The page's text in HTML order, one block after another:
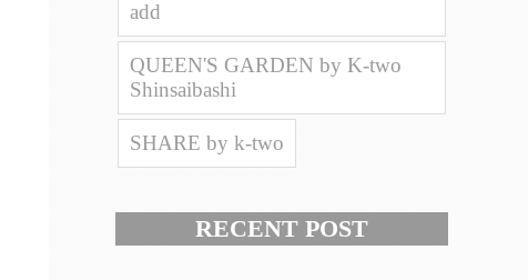
add
QUEEN'S GARDEN by K-two
Shinsaibashi
SHARE by k-two
RECENT POST